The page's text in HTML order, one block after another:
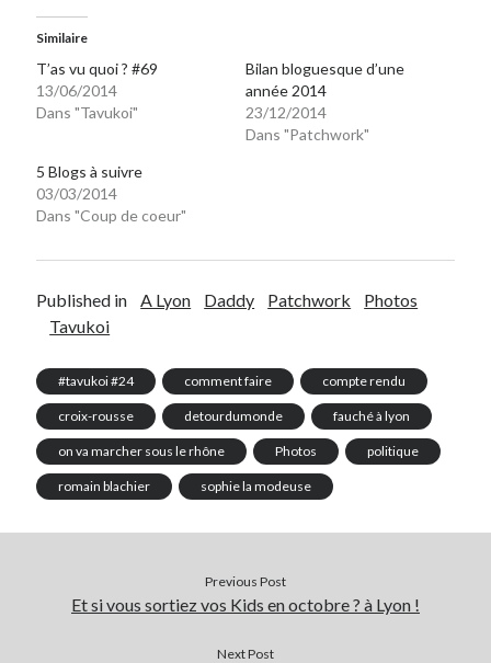
Similaire
T’as vu quoi ? #69
13/06/2014
Dans "Tavukoi"
Bilan bloguesque d’une
année 2014
23/12/2014
Dans "Patchwork"
5 Blogs à suivre
03/03/2014
Dans "Coup de coeur"
Published in A Lyon Daddy Patchwork
Photos
Tavukoi
#tavukoi #24 comment faire compte rendu
croix-rousse detourdumonde fauché à lyon
on va marcher sous le rhône Photos politique
romain blachier sophie la modeuse
Previous Post
Et si vous sortiez vos Kids en octobre ? à Lyon !
Next Post